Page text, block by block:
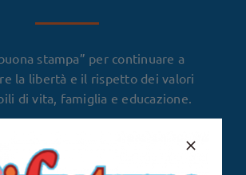
stampa” per continuare a
la libertà e il rispetto dei valori
di vita, famiglia e educazione.